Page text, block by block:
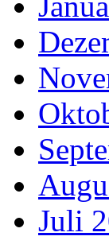
Juli